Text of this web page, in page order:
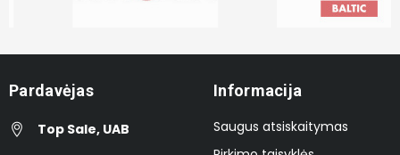
Pardavėjas
Top Sale, UAB
Informacija
Saugus atsiskaitymas